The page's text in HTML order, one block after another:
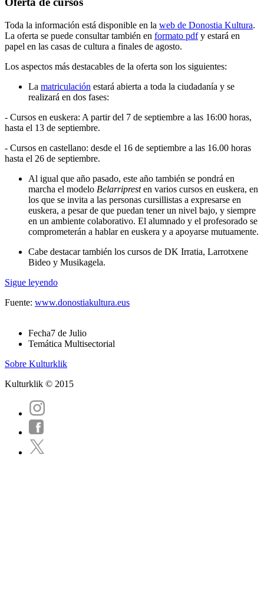
Toda la información está disponible en la web de Donostia Kultura.
La oferta se puede consultar también en formato pdfy estará en
papel en las casas de cultura a finales de agosto.
Los aspectos más destacables de la oferta son los siguientes:
La matriculación estará abierta a toda la ciudadanía y se
realizará en dos fases:
- Cursos en euskera: A partir del 7 de septiembre a las 16:00 horas,
hasta el 13 de septiembre.
- Cursos en castellano: desde el 16 de septiembre a las 16.00 horas
hasta el 26 de septiembre.
Al igual que año pasado, este año también se pondrá en
marcha el modelo Belarripresten varios cursos en euskera, en
los que se invita a las personas cursillistas a expresarse en
euskera, a pesar de que puedan tener un nivel bajo, y siempre
en un ambiente colaborativo. El alumnado y el profesorado se
comprometerán a hablar en euskera y a apoyarse mutuamente.
Cabe destacar también los cursos de DK Irratia, Larrotxene
Bideo y Musikagela.
Sigue leyendo
Fuente: www.donostiakultura.eus
Fecha7 de Julio
Temática Multisectorial
Sobre Kulturklik
Kulturklik © 2015